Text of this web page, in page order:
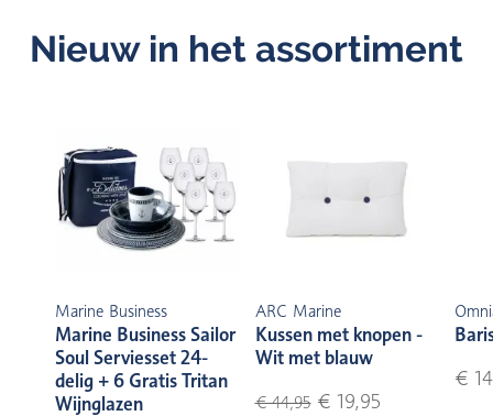
Nieuw in het assortiment
Marine Business
Marine Business Sailor
Soul Serviesset 24-
delig + 6 Gratis Tritan
Wijnglazen
ARC Marine
Kussen met knopen -
Wit met blauw
€ 44,95€ 19,95
€